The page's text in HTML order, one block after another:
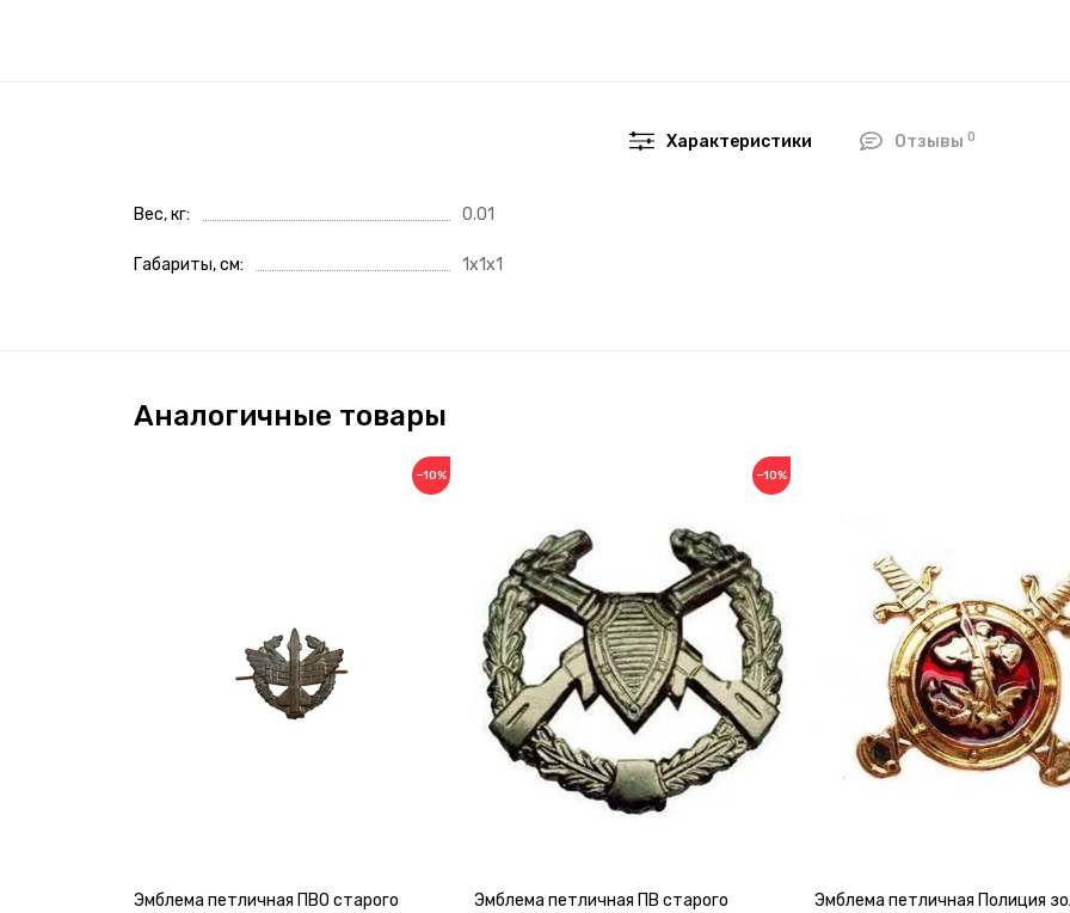
Характеристики Отзывы 0
Вес, кг 0.01
Габариты, см 1x1x1
Аналогичные товары
−10%
Эмблема петличная ПВО старого
−10%
Эмблема петличная ПВ старого
Эмблема петличная Полиция